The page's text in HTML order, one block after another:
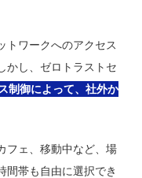
トワークへのアクセス
かし、ゼロトラストセ
制御によって、社外か
フェ、移動中など、場
間帯も自由に選択でき